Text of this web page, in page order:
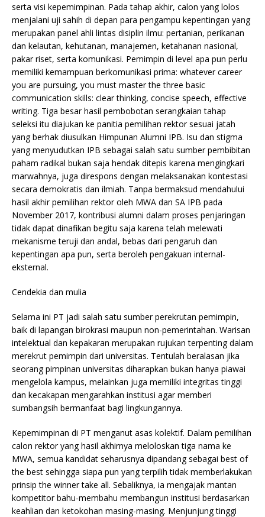
serta visi kepemimpinan. Pada tahap akhir, calon yang lolos
menjalani uji sahih di depan para pengampu kepentingan yang
merupakan panel ahli lintas disiplin ilmu: pertanian, perikanan
dan kelautan, kehutanan, manajemen, ketahanan nasional,
pakar riset, serta komunikasi. Pemimpin di level apa pun perlu
memiliki kemampuan berkomunikasi prima: whatever career
you are pursuing, you must master the three basic
communication skills: clear thinking, concise speech, effective
writing. Tiga besar hasil pembobotan serangkaian tahap
seleksi itu diajukan ke panitia pemilihan rektor sesuai jatah
yang berhak diusulkan Himpunan Alumni IPB. Isu dan stigma
yang menyudutkan IPB sebagai salah satu sumber pembibitan
paham radikal bukan saja hendak ditepis karena mengingkari
marwahnya, juga direspons dengan melaksanakan kontestasi
secara demokratis dan ilmiah. Tanpa bermaksud mendahului
hasil akhir pemilihan rektor oleh MWA dan SA IPB pada
November 2017, kontribusi alumni dalam proses penjaringan
tidak dapat dinafikan begitu saja karena telah melewati
mekanisme teruji dan andal, bebas dari pengaruh dan
kepentingan apa pun, serta beroleh pengakuan internal-
eksternal.
Cendekia dan mulia
Selama ini PT jadi salah satu sumber perekrutan pemimpin,
baik di lapangan birokrasi maupun non-pemerintahan. Warisan
intelektual dan kepakaran merupakan rujukan terpenting dalam
merekrut pemimpin dari universitas. Tentulah beralasan jika
seorang pimpinan universitas diharapkan bukan hanya piawai
mengelola kampus, melainkan juga memiliki integritas tinggi
dan kecakapan mengarahkan institusi agar memberi
sumbangsih bermanfaat bagi lingkungannya.
Kepemimpinan di PT menganut asas kolektif. Dalam pemilihan
calon rektor yang hasil akhirnya meloloskan tiga nama ke
MWA, semua kandidat seharusnya dipandang sebagai best of
the best sehingga siapa pun yang terpilih tidak memberlakukan
prinsip the winner take all. Sebaliknya, ia mengajak mantan
kompetitor bahu-membahu membangun institusi berdasarkan
keahlian dan ketokohan masing-masing. Menjunjung tinggi